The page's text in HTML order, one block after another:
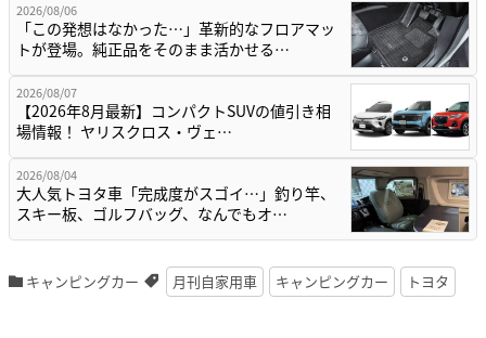
2026/08/06
「この発想はなかった…」革新的なフロアマッ
トが登場。純正品をそのまま活かせる…
2026/08/07
【2026年8月最新】コンパクトSUVの値引き相
場情報！ ヤリスクロス・ヴェ…
2026/08/04
大人気トヨタ車「完成度がスゴイ…」釣り竿、
スキー板、ゴルフバッグ、なんでもオ…
キャンピングカー 月刊自家用車 キャンピングカー トヨタ